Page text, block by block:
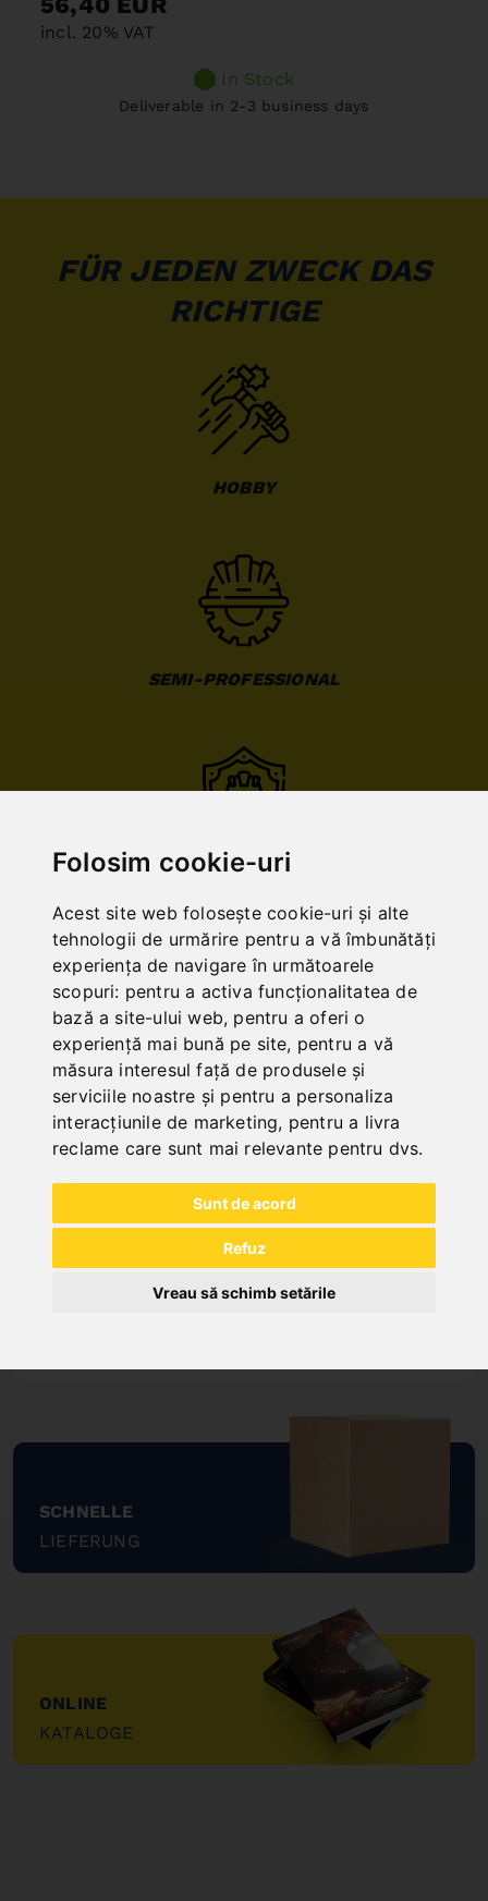
Folosim cookie-uri
Acest site web folosește cookie-uri și alte
tehnologii de urmărire pentru a vă îmbunătăți
experiența de navigare în următoarele
scopuri: pentru a activa funcționalitatea de
bază a site-ului web, pentru a oferi o
experiență mai bună pe site, pentru a vă
măsura interesul față de produsele și
serviciile noastre și pentru a personaliza
interacțiunile de marketing, pentru a livra
reclame care sunt mai relevante pentru dvs.
Sunt de acord
Refuz
Vreau să schimb setările
incl. 20% VAT
In Stock
Deliverable in 2-3 business days
FÜR JEDEN ZWECK DAS
RICHTIGE
HOBBY
SEMI-PROFESSIONAL
PROFESSIONAL
INDUSTRIAL
NOCH FRAGEN?
SCHNELLE
LIEFERUNG
"
ONLINE
KATALOGE
"